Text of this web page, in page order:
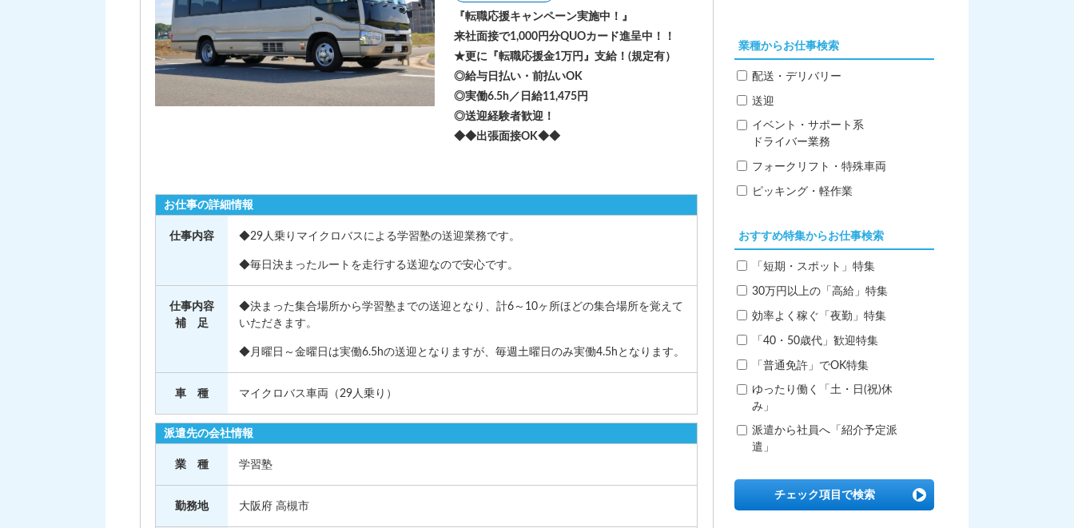
『転職応援キャンペーン実施中！』
来社面接で1,000円分QUOカード進呈中！！
★更に『転職応援金1万円』支給！(規定有）
◎給与日払い・前払いOK
◎実働6.5h／日給11,475円
◎送迎経験者歓迎！
◆◆出張面接OK◆◆
お仕事の詳細情報
仕事内容 ◆29人乗りマイクロバスによる学習塾の送迎業務です。
◆毎日決まったルートを走行する送迎なので安心です。
仕事内容
補 足
◆決まった集合場所から学習塾までの送迎となり、計6～10ヶ所ほどの集合場所を覚えて
いただきます。
◆月曜日～金曜日は実働6.5hの送迎となりますが、毎週土曜日のみ実働4.5hとなります。
車 種 マイクロバス車両（29人乗り）
派遣先の会社情報
業 種 学習塾
勤務地 大阪府 高槻市
業種からお仕事検索
配送・デリバリー
送迎
イベント・サポート系
ドライバー業務
フォークリフト・特殊車両
ピッキング・軽作業
おすすめ特集からお仕事検索
「短期・スポット」特集
30万円以上の「高給」特集
効率よく稼ぐ「夜勤」特集
「40・50歳代」歓迎特集
「普通免許」でOK特集
ゆったり働く「土・日(祝)休
み」
派遣から社員へ「紹介予定派
遣」
チェック項目で検索